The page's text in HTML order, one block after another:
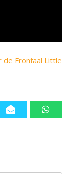
de Frontaal Little